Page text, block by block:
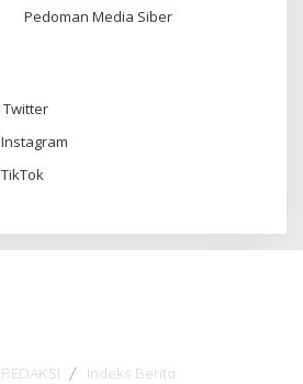
Pedoman Media Siber
Twitter
Instagram
TikTok
REDAKSI Indeks Berita